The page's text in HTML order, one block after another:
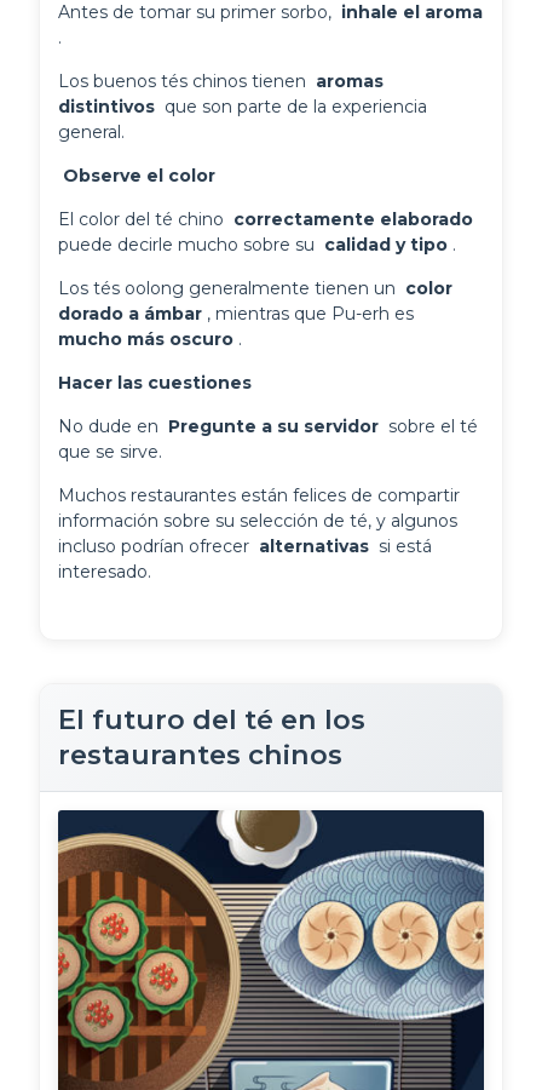
Antes de tomar su primer sorbo,
.
Los buenos tés chinos tienen aromas
distintivos que son parte de la experiencia
general.
Observe el color
El color del té chino
puede decirle mucho sobre su calidad y tipo .
Los tés oolong generalmente tienen un color
dorado a ámbar
mucho más oscuro .
Hacer las cuestiones
No dude en Pregunte a su servidor sobre el té
que se sirve.
Muchos restaurantes están felices de compartir
información sobre su selección de té, y algunos
incluso podrían ofrecer alternativas si está
interesado.
El futuro del té en los
restaurantes chinos